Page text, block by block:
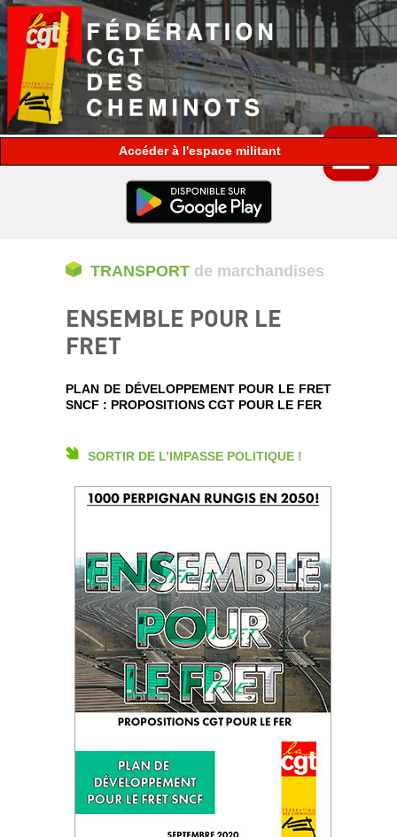
espace militant
TRANSPORT de marchandises
ENSEMBLE POUR LE
FRET
PLAN DE DÉVELOPPEMENT POUR LE FRET
SNCF : PROPOSITIONS CGT POUR LE FER
SORTIR DE L’IMPASSE POLITIQUE !